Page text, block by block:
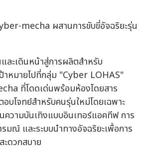
mecha ผสานการขับขี่อัจฉริยะรุ่น
ละเดินหน้าสู่การผลิตสำหรับ
าหมายไปที่กลุ่ม "Cyber LOHAS"
ที่โดดเด่นพร้อมห้องโดยสาร
บโจทย์สำหรับคนรุ่นใหม่โดยเฉพาะ
ความบันเทิงแบบอินเทอร์แอคทีฟ การ
มณ์ และระบบนำทางอัจฉริยะเพื่อการ
ะดวกสบาย